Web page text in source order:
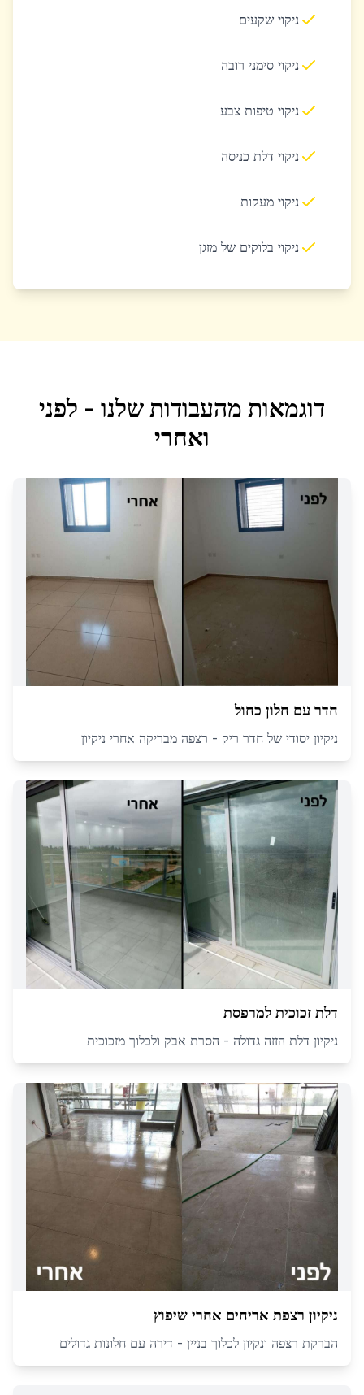
ניקוי שקעים
ניקוי סימני רובה
ניקוי טיפות צבע
ניקוי דלת כניסה
ניקוי מעקות
ניקוי בלוקים של מזגן
דוגמאות מהעבודות שלנו - לפני
ואחרי
חדר עם חלון כחול
ניקיון יסודי של חדר ריק - רצפה מבריקה אחרי ניקיון
דלת זכוכית למרפסת
ניקיון דלת הזזה גדולה - הסרת אבק ולכלוך מזכוכית
ניקיון רצפת אריחים אחרי שיפוץ
הברקת רצפה ונקיון לכלוך בניין - דירה עם חלונות גדולים